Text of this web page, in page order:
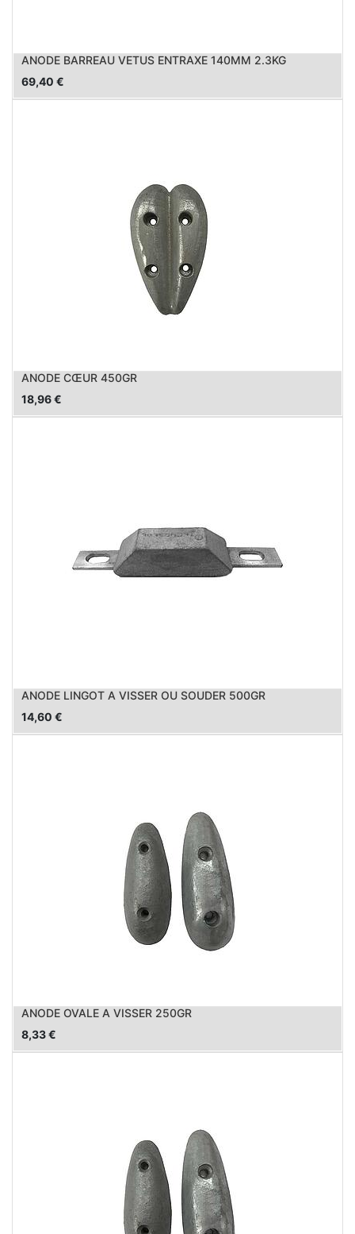
ANODE BARREAU VETUS ENTRAXE 140MM 2.3KG
69,40 €
ANODE CŒUR 450GR
18,96€
ANODE LINGOT A VISSER OU SOUDER 500GR
14,60 €
ANODE OVALE A VISSER 250GR
8,33€